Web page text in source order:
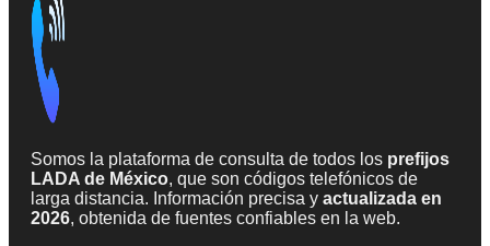
Somos la plataforma de consulta de todos los prefijos
LADA de México, que son códigos telefónicos de
larga distancia. Información precisa y actualizada en
2026, obtenida de fuentes confiables en la web.